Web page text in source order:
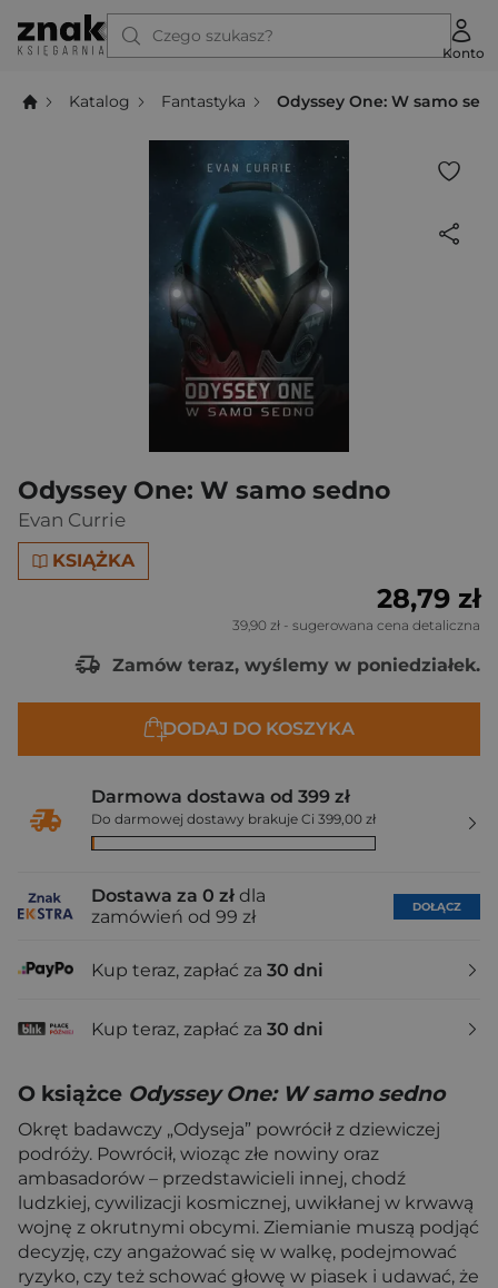
Czego szukasz?
Konto
Katalog Fantastyka Odyssey One: W samo
Odyssey One: W samo sedno
Evan Currie
KSIĄŻKA
28,79 zł
39,90 zł - sugerowana cena detaliczna
Zamów teraz, wyślemy w poniedziałek.
DODAJ DO KOSZYKA
Darmowa dostawa od 399 zł
Do darmowej dostawy brakuje Ci 399,00 zł
Dostawa za 0 zł dla
zamówień od 99 zł
DOŁĄCZ
Kup teraz, zapłać za 30 dni
Kup teraz, zapłać za 30 dni
O książce Odyssey One: W samo sedno
Okręt badawczy „Odyseja” powrócił z dziewiczej
podróży. Powrócił, wioząc złe nowiny oraz
ambasadorów – przedstawicieli innej, chodź
ludzkiej, cywilizacji kosmicznej, uwikłanej w krwawą
wojnę z okrutnymi obcymi. Ziemianie muszą podjąć
decyzję, czy angażować się w walkę, podejmować
ryzyko, czy też schować głowę w piasek i udawać, że